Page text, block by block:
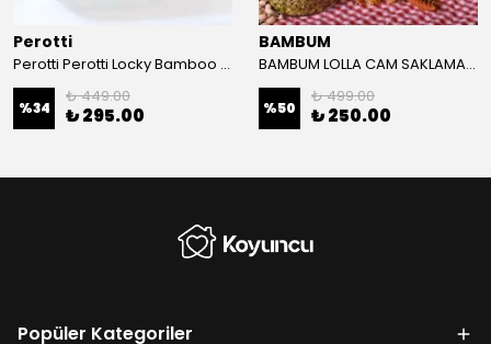
Perotti
Perotti Perotti Locky Bamboo 1000Ml Saklama Kabı
%34
₺ 449.00
₺ 295.00
BAMBUM
BAMBUM LOLLA CAM SAKLAMA KABI KAŞIKLI 300 ML
%50
₺ 499.00
₺ 250.00
Popüler Kategoriler